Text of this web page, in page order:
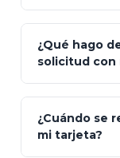
App Store
Bienvenida
Regístrate"
¿Qué hago
solicitud con
¿Cuándo se
mi tarjeta?